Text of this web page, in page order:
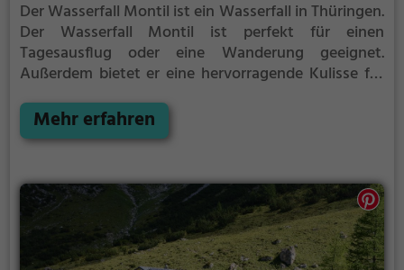
Der Wasserfall Montil ist ein Wasserfall in Thüringen.
Der Wasserfall Montil ist perfekt für einen
Tagesausflug oder eine Wanderung geeignet.
Außerdem bietet er eine hervorragende Kulisse für
Mehr erfahren